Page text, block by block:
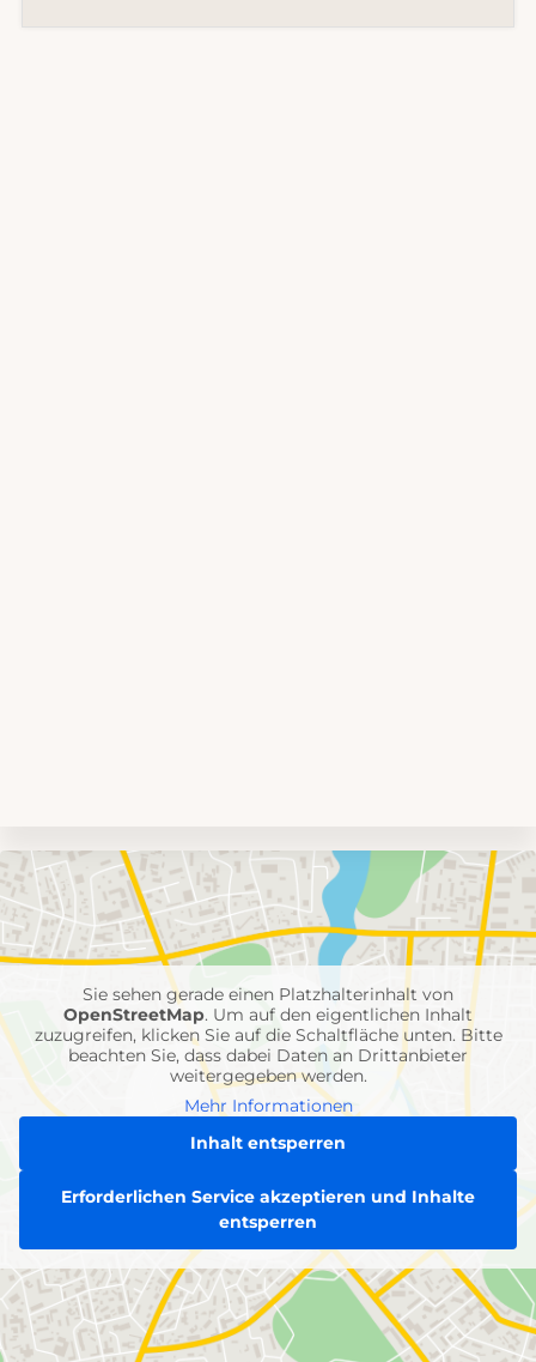
Umgebungskarte
mit
Feuerwehr-
Einheiten
Sie sehen gerade einen Platzhalterinhalt von
OpenStreetMap. Um auf den eigentlichen Inhalt
zuzugreifen, klicken Sie auf die Schaltfläche unten. Bitte
beachten Sie, dass dabei Daten an Drittanbieter
weitergegeben werden.
Mehr Informationen
Inhalt entsperren
Erforderlichen Service akzeptieren und Inhalte
entsperren